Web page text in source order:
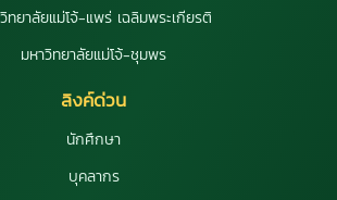
ทยาลัยแม่โจ้-แพร่ เฉลิมพระเกียรติ
มหาวิทยาลัยแม่โจ้-ชุมพร
ลิงค์ด่วน
นักศึกษา
บุคลากร